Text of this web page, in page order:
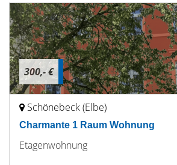
300,- €
Schönebeck (Elbe)
Charmante 1 Raum Wohnung
Etagenwohnung